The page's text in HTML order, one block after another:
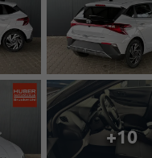
+10